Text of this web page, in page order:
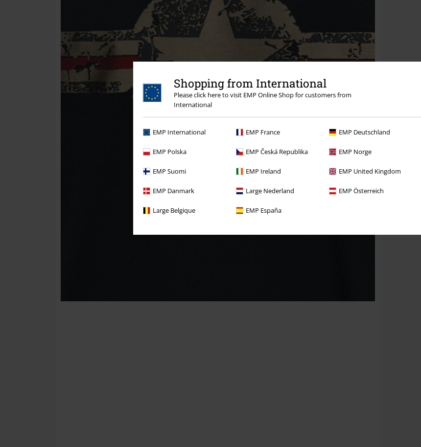
Shopping from International
Please click here to visit EMP Online Shop for customers from
International
EMP International EMP France EMP Deutschland
EMP Polska EMP Česká Republika EMP Norge
EMP Suomi EMP Ireland EMP United Kingdom
EMP Danmark Large Nederland EMP Österreich
Large Belgique EMP España